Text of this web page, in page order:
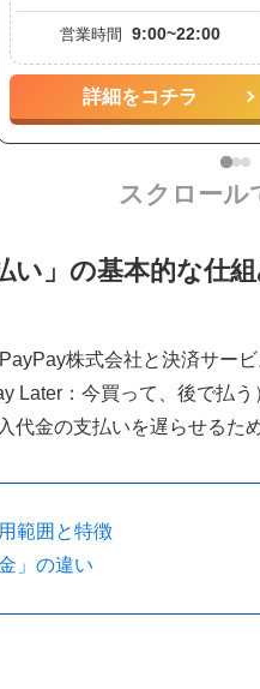
営業時間 9:00~22:00
詳細をコチラ
スクロール
い」の基本的な仕
株式会社と決済サー
Later：今買って、後で払
代金の支払いを遅らせるた
範囲と特徴
」の違い